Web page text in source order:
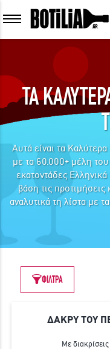
ΕΙΣΟΔΟΣ ΜΕΛΩΝ
ΕΚΠΛΗΚΤΙΚΑ ΚΡΑΣΙΑ
ΜΟΝΑΔΙΚΕΣ ΠΡΟΣΦΟΡΕΣ!
ΓΙΝΕ ΜΕΛΟΣ
ΤΑ
Αυτά είναι τα
με τα 60.000+ μέλη
εκατοντάδες
βάση τις
αναλυτικά τη λίστα με τα
ΦΙΛΤΡΑ
ΔΑΚΡΥ ΤΟΥ
Με